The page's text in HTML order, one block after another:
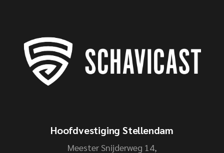
Hoofdvestiging Stellendam
Meester Snijderweg 14,